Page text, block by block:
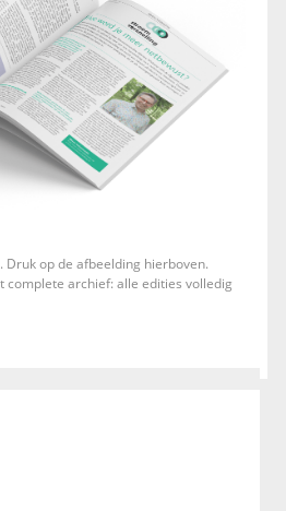
Druk op de afbeelding hierboven.
complete archief: alle edities volledig